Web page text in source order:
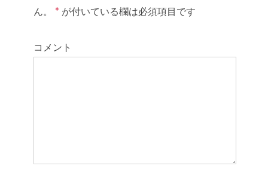
ん。
* が付いている欄は必須項目です
コメント